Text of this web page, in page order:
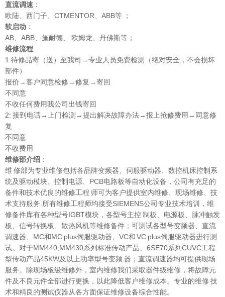
直流调速 ：
欧陆、西门子、CTMENTOR、ABB等 ；
软启动 ：
AB、ABB、施耐德、 欧姆龙、丹佛斯等；
维修流程
1:待修品寄（送）至我司→专业人员免费检测（绝对安全，不会损坏
部件）
报价→客户同意检修→修复→寄回
不同意
不收任何费用我公司出钱寄回
2: 接到电话→上门检测→提出解决故障办法→报上抢修费用→同意修
复
不同意
不收费用
维修部介绍 ：
维 修部为专业维修包括各品牌变频器、伺服驱动器、数控机床控制系
统及驱动模块、控制电源、PCB电路板等自动化设备，公司有充足的
备件和技术优良的维修工程 师可为客户提供室内维修、现场维修、技
术支持服务.所有维修工程师均接受SIEMENS公司专业技术培训，维
修备件库有各种型号IGBT模块，各型号主控 制板、电源板、脉冲触发
板、信号转换板、散热风机等维修备件；可测试各型号变频器、直流
调速器、MC和MC plus伺服驱动器、VC和 VC plus伺服驱动器进行测
试。对于MM440,MM430系列标准传动产品、6SE70系列CUVC工程
型传动产品45KW及以上功率型号变频 器；直流调速器均可提供现场
服务。除现场板级维修外，室内维修我们采取器件级维修，将故障元
件及不良元件全部进行更换，以此降低客户维修成本。专业的维修 技
术和精良的测试仪器从各方面保证维修设备综合性能。